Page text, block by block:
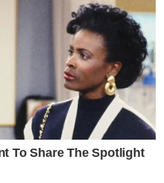
To Share The Spotlight